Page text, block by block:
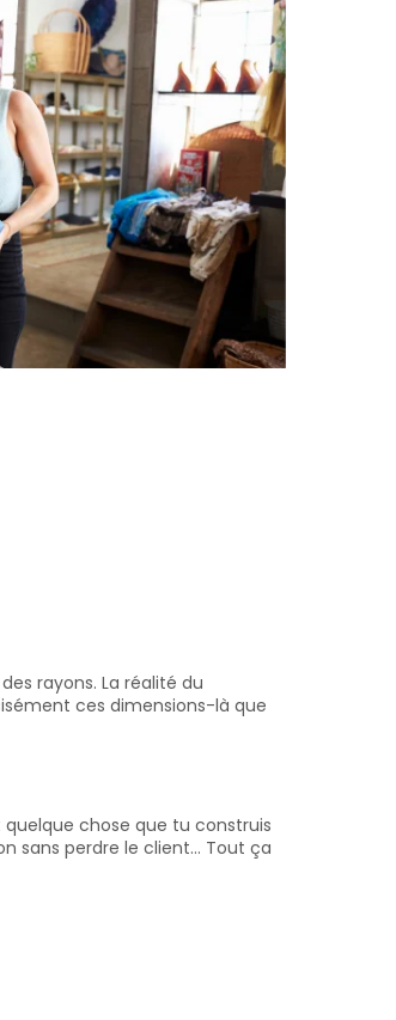
rayons. La réalité du
ces dimensions-là que
chose que tu construis
sans perdre le client… Tout ça